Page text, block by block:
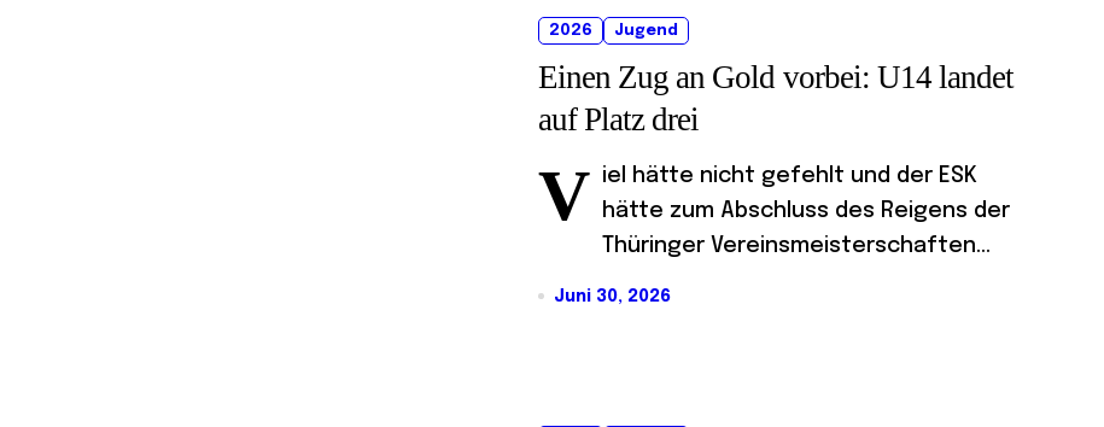
2026 Jugend
Einen Zug an Gold vorbei: U14 landet
auf Platz drei
V
iel hätte nicht gefehlt und der ESK
hätte zum Abschluss des Reigens der
Thüringer Vereinsmeisterschaften...
Juni 30, 2026